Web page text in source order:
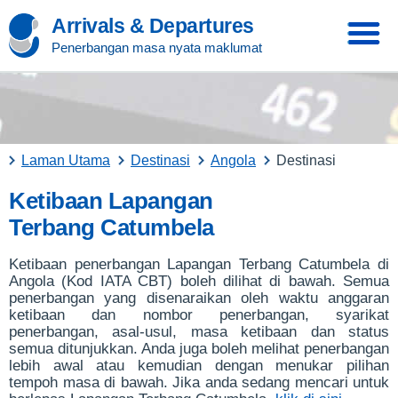
Arrivals & Departures
Penerbangan masa nyata maklumat
Laman Utama Destinasi Angola Destinasi
Ketibaan Lapangan
Terbang Catumbela
Ketibaan penerbangan Lapangan Terbang Catumbela di
Angola (Kod IATA CBT) boleh dilihat di bawah. Semua
penerbangan yang disenaraikan oleh waktu anggaran
ketibaan dan nombor penerbangan, syarikat
penerbangan, asal-usul, masa ketibaan dan status
semua ditunjukkan. Anda juga boleh melihat penerbangan
lebih awal atau kemudian dengan menukar pilihan
tempoh masa di bawah. Jika anda sedang mencari untuk